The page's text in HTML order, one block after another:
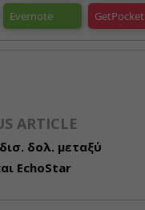
Evernote GetPocket
ARTICLE
δολ. μεταξύ
EchoStar